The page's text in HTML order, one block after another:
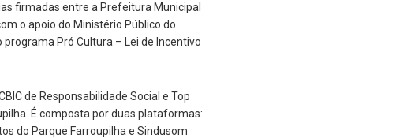
firmadas entre a Prefeitura Municipal
o apoio do Ministério Público do
programa Pró Cultura – Lei de Incentivo
de Responsabilidade Social e Top
É composta por duas plataformas:
do Parque Farroupilha e Sindusom